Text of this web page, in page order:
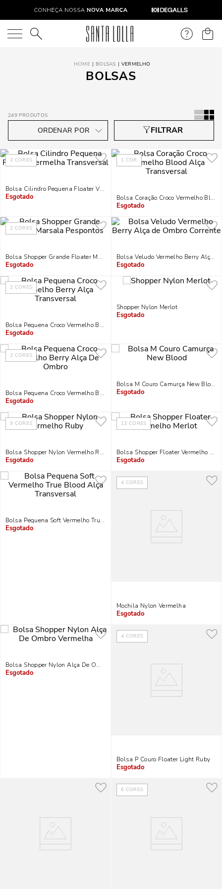
O que você está procurando?
BOLSAS VERMELHO
BOLSAS
249 PRODUTOS
2 CORES
Bolsa Cilindro Pequena Floater Vermelha Transversal
Indisponível
1 COR
Bolsa Coração Croco Vermelho
Indisponível
2 CORES
Bolsa Shopper Grande Floater Marsala Pespontos
Indisponível
Bolsa Veludo
Indisponível
2 CORES
Bolsa Pequena Croco Vermelho Berry Alça Transversal
Indisponível
Shopper Nylon Merlot
Indisponível
2 CORES
Bolsa Pequena Croco Vermelho Berry Alça De Ombro
Indisponível
Bolsa M Couro Camurça New Blood
Indisponível
9 CORES
Bolsa Shopper Nylon Vermelho Ruby
Indisponível
13 CORES
Bolsa Shopper Floater Vermelho
Indisponível
Bolsa Pequena Soft Vermelho True Blood Alça Transversal
Indisponível
4 CORES
Mochila Nylon Vermelha
Indisponível
Bolsa Shopper Nylon Alça De Ombro Vermelha
Indisponível
4 CORES
Bolsa P Couro Floater Light Ruby
Indisponível
6 CORES